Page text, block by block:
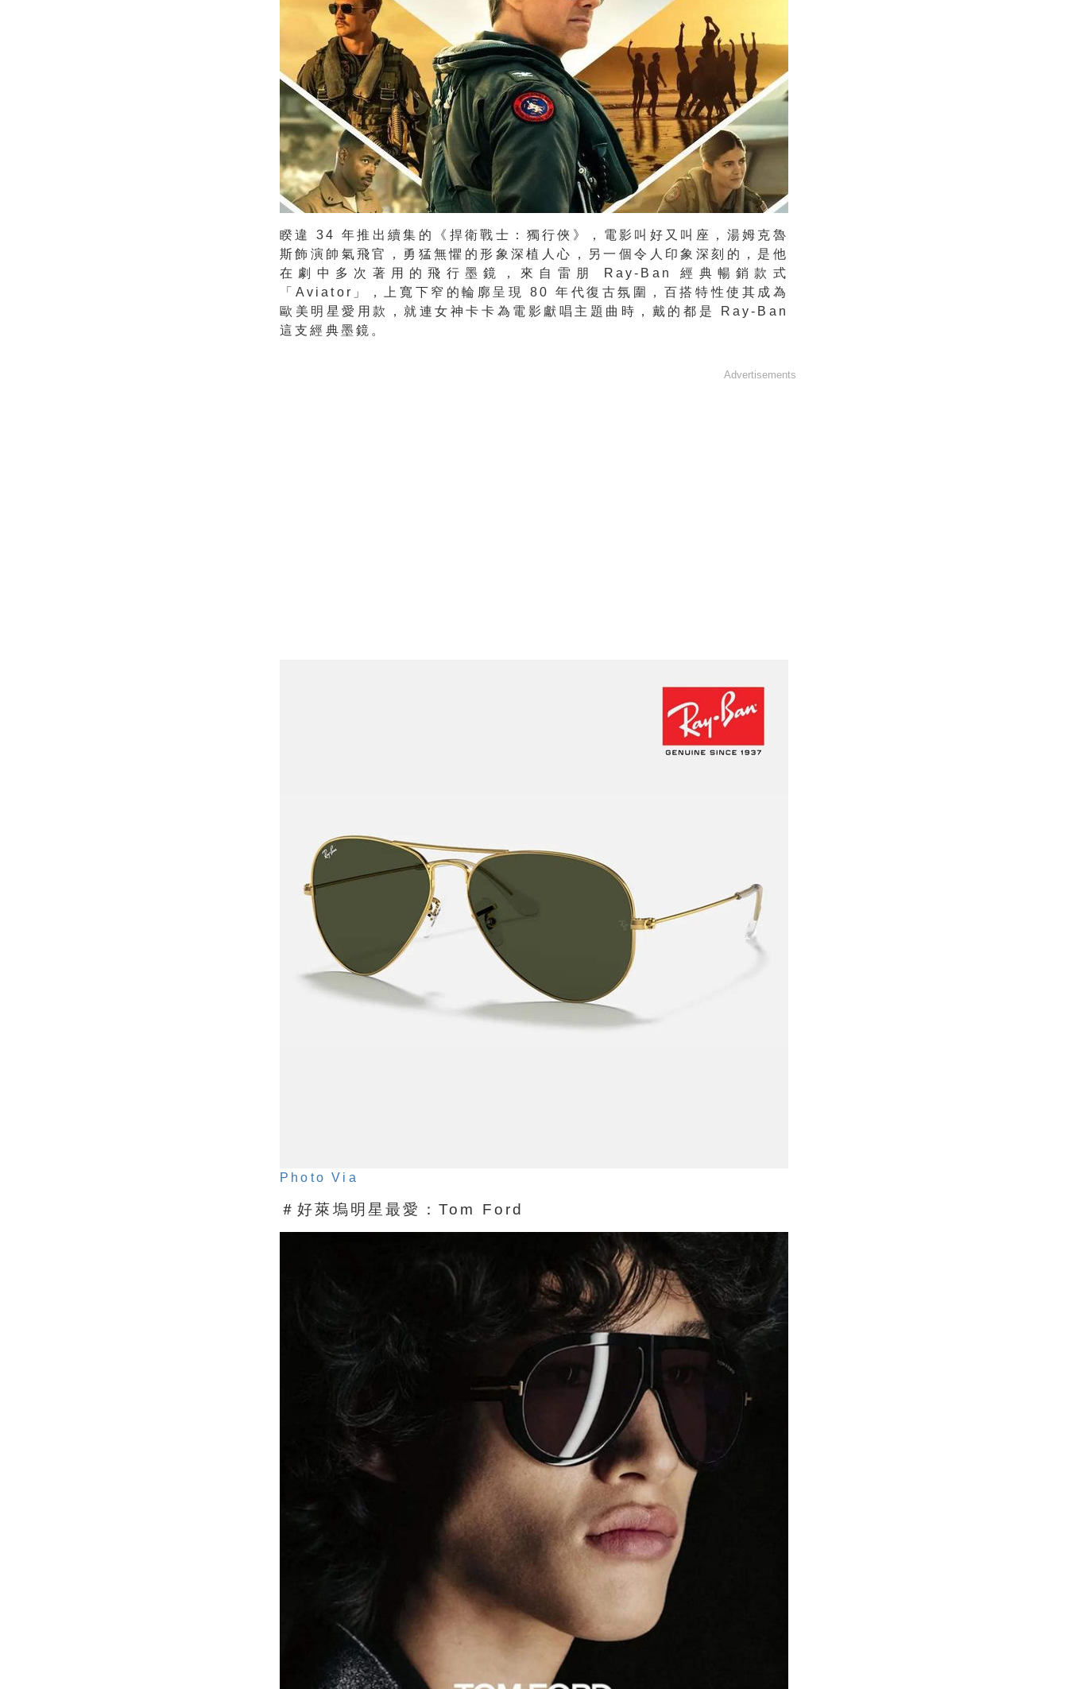
睽違 34 年推出續集的《捍衛戰士：獨行俠》，電影叫好又叫座，湯姆克魯
斯飾演帥氣飛官，勇猛無懼的形象深植人心，另一個令人印象深刻的，是他
在劇中多次著用的飛行墨鏡，來自雷朋 Ray-Ban 經典暢銷款式
「Aviator」，上寬下窄的輪廓呈現 80 年代復古氛圍，百搭特性使其成為
歐美明星愛用款，就連女神卡卡為電影獻唱主題曲時，戴的都是 Ray-Ban
這支經典墨鏡。
Advertisements
Photo Via
＃好萊塢明星最愛：Tom Ford